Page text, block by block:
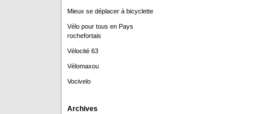
Mieux se déplacer à bicyclette
Vélo pour tous en Pays
rochefortais
Vélocité 63
Vélomaxou
Vocivelo
Archives